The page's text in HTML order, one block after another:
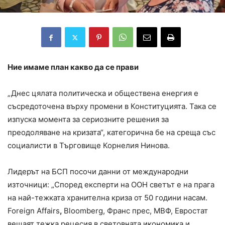
Ние имаме план какво да се прави
„Днес цялата политическа и обществена енергия е
съсредоточена върху промени в Конституцията. Така се
изпуска момента за сериозните решения за
преодоляване на кризата“, категорична бе на среща със
социалисти в Търговище Корнелия Нинова.
Лидерът на БСП посочи данни от международни
източници: „Според експерти на ООН светът е на прага
на най-тежката хранителна криза от 50 години насам.
Foreign Affairs, Bloomberg, Франс прес, МВФ, Евростат